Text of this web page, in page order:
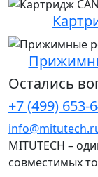
Остались
+7 (499) 653-
MITUTECH –
совместимых